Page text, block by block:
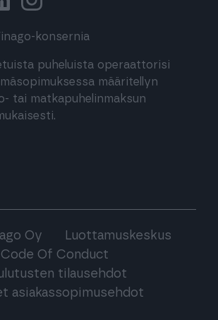
konsernia
puheluista operaattorisi
määritellyn
tai matkapuhelinmaksun
Oy
Luottamuskeskus
Code Of Conduct
tilausehdot
asiakassopimusehdot